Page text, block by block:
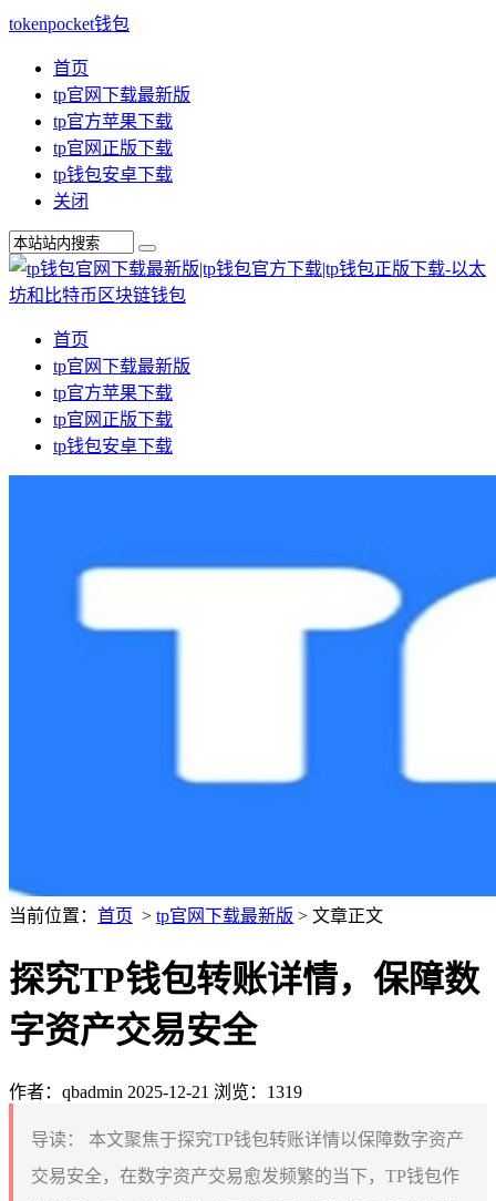
tokenpocket钱包
首页
tp官网下载最新版
tp官方苹果下载
tp官网正版下载
tp钱包安卓下载
关闭
首页
tp官网下载最新版
tp官方苹果下载
tp官网正版下载
tp钱包安卓下载
当前位置： 首页 > tp官网下载最新版 > 文章正文
探究TP钱包转账详情，保障数
字资产交易安全
作者：qbadmin 2025-12-21 浏览：1319
导读：
本文聚焦于探究TP钱包转账详情以保障数字资产
交易安全，在数字资产交易愈发频繁的当下，TP钱包作